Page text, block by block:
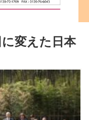
変えた日本